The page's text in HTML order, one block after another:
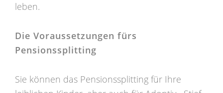
leben.
Die Voraussetzungen fürs
Pensionssplitting
Sie können das Pensionssplitting für Ihre